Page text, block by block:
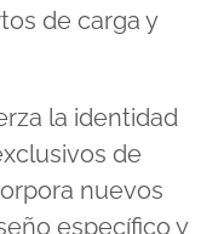
de carga y
la identidad
de
nuevos
específico y